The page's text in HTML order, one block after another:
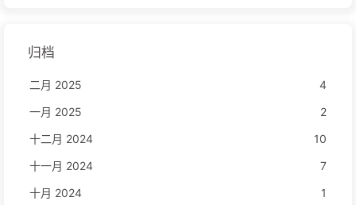
归档
二月 2025
4
一月 2025
2
十二月 2024
10
十一月 2024
7
十月 2024
1